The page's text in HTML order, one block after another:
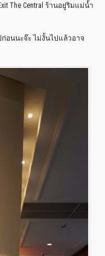
The Central ร้านอยู่ริมแม่น้ำ
อนนะจ๊ะ ไม่งั้นไปแล้วอาจ